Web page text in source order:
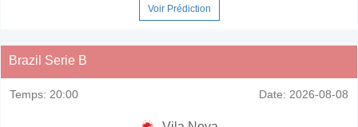
Voir Prédiction
Brazil Serie B
Temps: 20:00 Date: 2026-08-08